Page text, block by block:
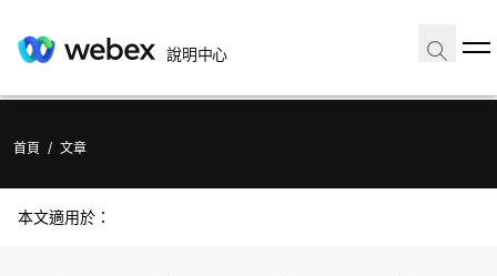
說明中心
首頁 / 文章
本文適用於：